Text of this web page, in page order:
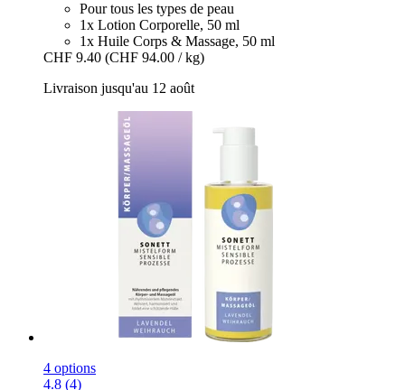
Pour tous les types de peau
1x Lotion Corporelle, 50 ml
1x Huile Corps & Massage, 50 ml
CHF 9.40 (CHF 94.00 / kg)
Livraison jusqu'au 12 août
4 options
4.8 (4)